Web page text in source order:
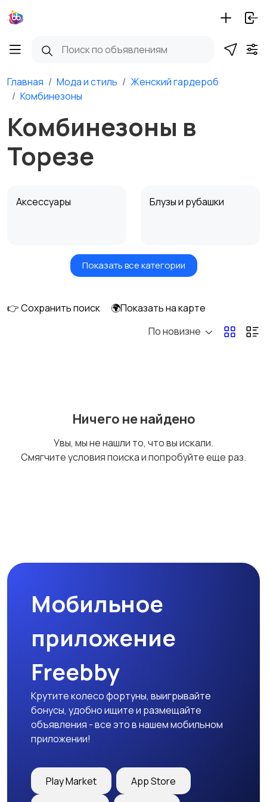
Главная Мода и стиль
Женский гардероб
Комбинезоны
Комбинезоны в
Торезе
Аксессуары Блузы и рубашки
Будущим мамам Верхняя одежда
Домашняя одежда
Трикотаж Спортивная одежда
Футболки и топы
одежда
Показать все категории
👉 Сохранить поиск
🌍Показать на карте
По новизне
Ничего не найдено
Увы, мы не нашли то, что вы искали.
Смягчите условия поиска и попробуйте еще раз.
Мобильное
приложение
Freebby
Крутите колесо фортуны, выигрывайте
бонусы, удобно ищите и размещайте
объявления - все это в нашем мобильном
приложении!
Play Market App Store